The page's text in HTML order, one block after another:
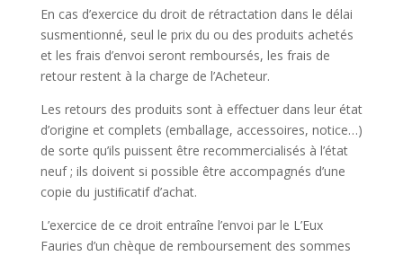
En cas d’exercice du droit de rétractation dans le délai
susmentionné, seul le prix du ou des produits achetés
et les frais d’envoi seront remboursés, les frais de
retour restent à la charge de l’Acheteur.
Les retours des produits sont à effectuer dans leur état
d’origine et complets (emballage, accessoires, notice…)
de sorte qu’ils puissent être recommercialisés à l’état
neuf ; ils doivent si possible être accompagnés d’une
copie du justiﬁcatif d’achat.
L’exercice de ce droit entraîne l’envoi par le L’Eux
Fauries d’un chèque de remboursement des sommes